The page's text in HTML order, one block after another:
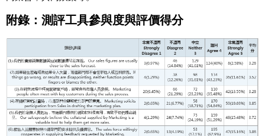
附錄：測評工具參與度與評價得分